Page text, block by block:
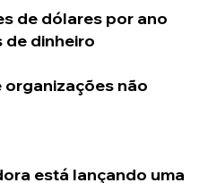
de dólares por ano
de dinheiro
organizações não
está lançando uma